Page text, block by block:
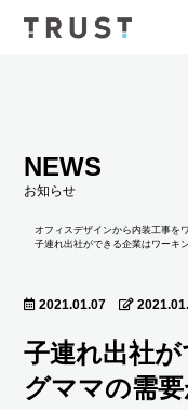
NEWS
お知らせ
オフィスデザインから内装工事を
子連れ出社ができる企業はワーキ
2021.01.07
子連れ出社
グママの需